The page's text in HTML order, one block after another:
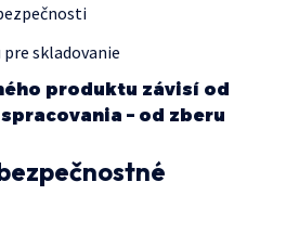
skladovanie
produktu závisí od
– od zberu